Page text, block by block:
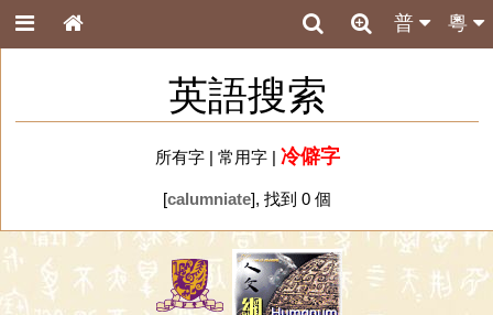
粵
普
英語搜索
所有字| 常用字| 冷僻字
[calumniate], 找到 0 個